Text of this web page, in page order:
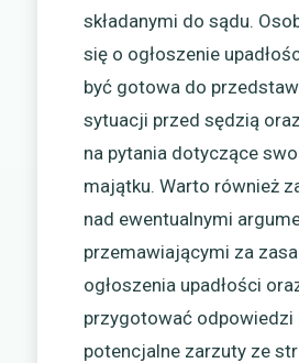
składanymi do sądu.
się o ogłoszenie
być gotowa do
sytuacji przed sędzią
na pytania dotyczące
majątku. Warto również
nad ewentualnymi
przemawiającymi za
ogłoszenia upadłości
przygotować odpowiedzi
potencjalne zarzuty ze